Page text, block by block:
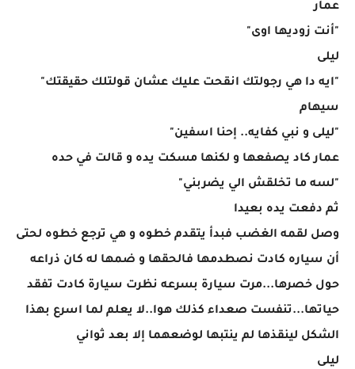
عمار
"أنت زوديها اوى"
ليلى
"ايه دا هي رجولتك انقحت عليك عشان قولتلك حقيقتك"
سيهام
"ليلى و نبي كفايه.. إحنا اسفين"
عمار كاد يصفعها و لكنها مسكت يده و قالت في حده
"لسه ما تخلقش الي يضربني"
ثم دفعت يده بعيدا
وصل لقمه الغضب فبدأ يتقدم خطوه و هي ترجع خطوه لحتى
أن سياره كادت نصطدمها فالحقها و ضمها له كان ذراعه
حول خصرها...مرت سيارة بسرعه نظرت سيارة كادت تفقد
حياتها...تنفست صعداء كذلك هوا..لا يعلم لما اسرع بهذا
الشكل لينقذها لم ينتبها لوضعهما إلا بعد ثواني
ليلى